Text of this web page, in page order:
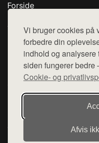
Vi bruger cookies på
forbedre din
indhold og analysere
siden fungerer bedre
Cookie- og
Afvis
Forside
Top Rabatter
Blog
Kontakt
Denne side er en del af
hjemmesider med
diverse webshops. Der
henviser til de shops, som